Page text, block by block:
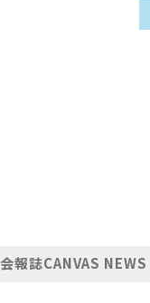
会報誌CANVAS NEWS